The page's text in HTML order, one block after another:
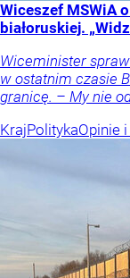
Wiceszef MSWiA
białoruskiej.
Wiceminister
w ostatnim czasie
granicę. – My nie
KrajPolitykaOpinie